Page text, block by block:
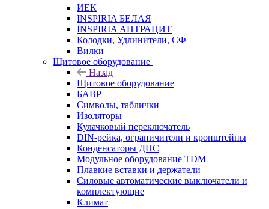
ИЕК
INSPIRIA БЕЛАЯ
INSPIRIA АНТРАЦИТ
Колодки, Удлинители, СФ
Вилки
Щитовое оборудование
Назад
Щитовое оборудование
БАВР
Символы, таблички
Изоляторы
Кулачковый переключатель
DIN-рейка, ограничители и кронштейны
Конденсаторы ДПС
Модульное оборудование TDM
Плавкие вставки и держатели
Силовые автоматические выключатели и
комплектующие
Климат